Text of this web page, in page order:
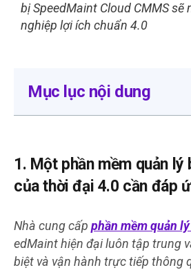
bị SpeedMaint Cloud CMMS sẽ
nghiệp lợi ích chuẩn 4.0
Mục lục nội dung
1. Một phần mềm quản
của thời đại 4.0 cần đáp
Nhà cung cấp phần mềm quản
edMaint hiện đại luôn tập trung
biệt và vận hành trực tiếp thông